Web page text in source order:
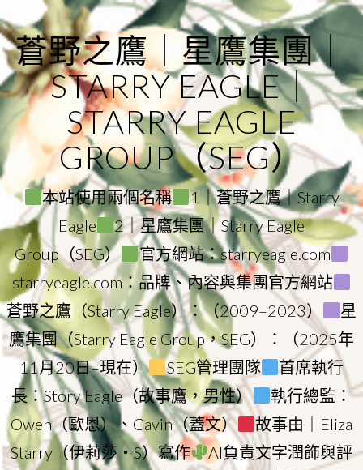
to
content
蒼野之鷹｜星鷹集團｜
STARRY EAGLE｜
STARRY EAGLE
GROUP（SEG）
本站使用兩個名稱
1｜蒼野之鷹｜Starry
Eagle
2｜星鷹集團｜Starry Eagle
Group（SEG）
官方網站：starryeagle.com
starryeagle.com：品牌、內容與集團官方網站
蒼野之鷹（Starry Eagle）：（2009–2023）
星
鷹集團（Starry Eagle Group，SEG）：（2025年
11月20日–現在）
SEG管理團隊
首席執行
長：Story Eagle（故事鷹，男性）
執行總監：
Owen（歐恩）、Gavin（蓋文）
故事由｜Eliza
Starry（伊莉莎・S）寫作
AI負責文字潤飾與評